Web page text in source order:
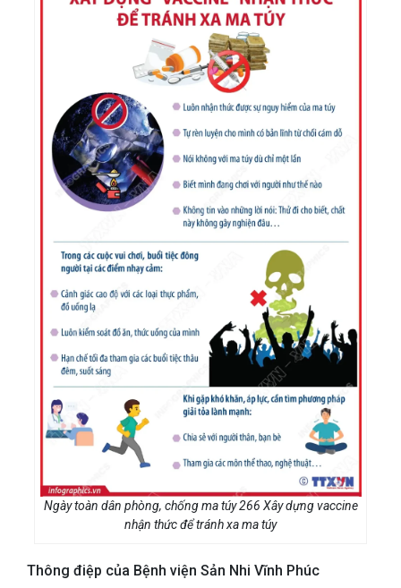
Ngày toàn dân phòng, chống ma túy 266 Xây dựng vaccine
nhận thức để tránh xa ma túy
Thông điệp của Bệnh viện Sản Nhi Vĩnh Phúc